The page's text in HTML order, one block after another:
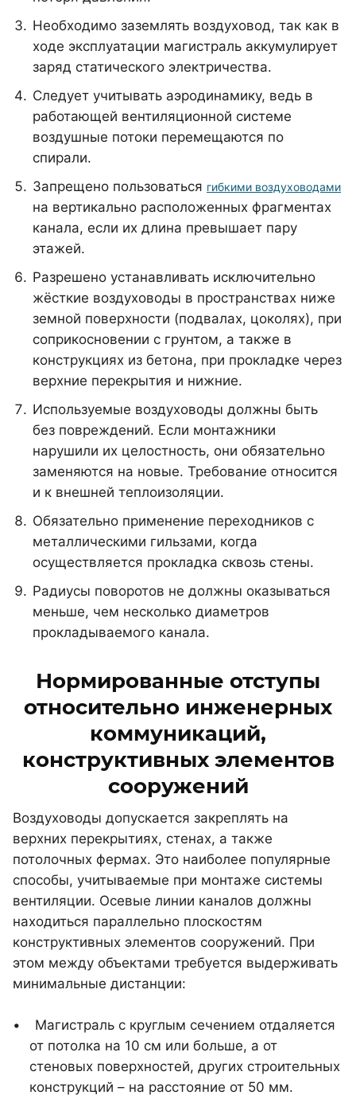
Необходимо заземлять воздуховод, так как в
ходе эксплуатации магистраль аккумулирует
заряд статического электричества.
Следует учитывать аэродинамику, ведь в
работающей вентиляционной системе
воздушные потоки перемещаются по
спирали.
Запрещено пользоваться гибкими воздуховодами
на вертикально расположенных фрагментах
канала, если их длина превышает пару
этажей.
Разрешено устанавливать исключительно
жёсткие воздуховоды в пространствах ниже
земной поверхности (подвалах, цоколях), при
соприкосновении с грунтом, а также в
конструкциях из бетона, при прокладке через
верхние перекрытия и нижние.
Используемые воздуховоды должны быть
без повреждений. Если монтажники
нарушили их целостность, они обязательно
заменяются на новые. Требование относится
и к внешней теплоизоляции.
Обязательно применение переходников с
металлическими гильзами, когда
осуществляется прокладка сквозь стены.
Радиусы поворотов не должны оказываться
меньше, чем несколько диаметров
прокладываемого канала.
Нормированные отступы
относительно инженерных
коммуникаций,
конструктивных элементов
сооружений
Воздуховоды допускается закреплять на
верхних перекрытиях, стенах, а также
потолочных фермах. Это наиболее популярные
способы, учитываемые при монтаже системы
вентиляции. Осевые линии каналов должны
находиться параллельно плоскостям
конструктивных элементов сооружений. При
этом между объектами требуется выдерживать
минимальные дистанции:
Магистраль с круглым сечением отдаляется
от потолка на 10 см или больше, а от
стеновых поверхностей, других строительных
конструкций – на расстояние от 50 мм.